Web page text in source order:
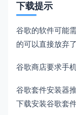
下载提示
谷歌的软件可能
的可以直接放弃了
谷歌商店要求手
谷歌套件安装器
下载安装谷歌套件